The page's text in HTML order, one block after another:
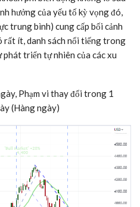
hưởng của yếu tố kỳ vọng đó,
trung bình) cung cấp bối cảnh
rất ít, danh sách nổi tiếng trong
phát triển tự nhiên của các xu
Phạm vi thay đổi trong 1
(Hàng ngày)